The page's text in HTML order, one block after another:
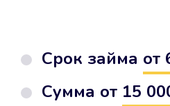
Срок займа от
Сумма от 15